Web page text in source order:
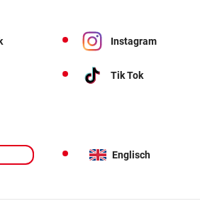
Instagram
Tik Tok
Englisch